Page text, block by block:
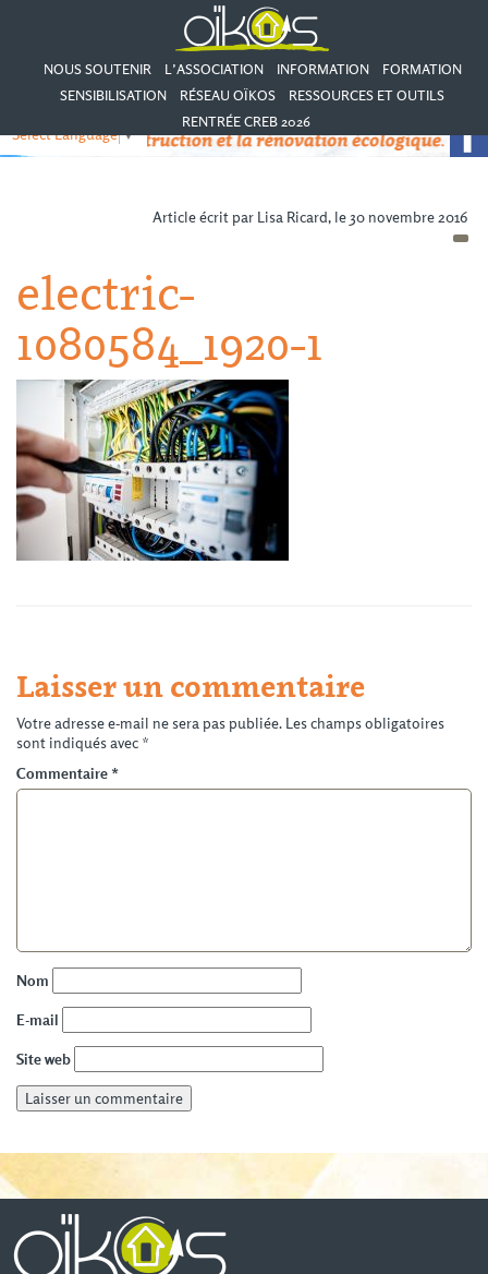
NOUS SOUTENIR L’ASSOCIATION INFORMATION
FORMATION
SENSIBILISATION
RÉSEAU OÏKOS
RESSOURCES ET OUTILS
RENTRÉE CREB 2026
Select Language▼
Article écrit par Lisa Ricard, le 30 novembre 2016
electric-
1080584_1920-1
Laisser un commentaire
Votre adresse e-mail ne sera pas publiée. Les champs obligatoires
sont indiqués avec *
Commentaire *
Nom
E-mail
Site web